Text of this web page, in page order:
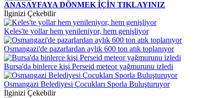
ANASAYFAYA DÖNMEK İÇİN TIKLAYINIZ
İlginizi Çekebilir
Keles'te yollar hem yenileniyor, hem genişliyor
Osmangazi'de pazarlardan aylık 600 ton atık toplanıyor
Bursa'da binlerce kişi Perseid meteor yağmurunu izledi
Osmangazi Belediyesi Çocukları Sporla Buluşturuyor
İlginizi Çekebilir